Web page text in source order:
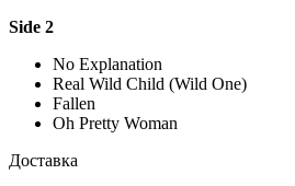
Side 2
No Explanation
Real Wild Child (Wild One)
Fallen
Oh Pretty Woman
Доставка